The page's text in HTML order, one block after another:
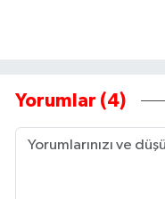
Yorumlar (4)